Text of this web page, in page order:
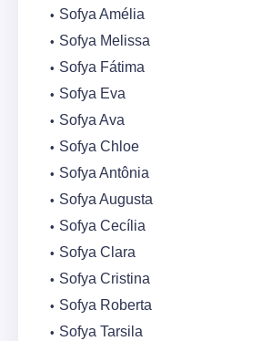
Sofya Amélia
Sofya Melissa
Sofya Fátima
Sofya Eva
Sofya Ava
Sofya Chloe
Sofya Antônia
Sofya Augusta
Sofya Cecília
Sofya Clara
Sofya Cristina
Sofya Roberta
Sofya Tarsila